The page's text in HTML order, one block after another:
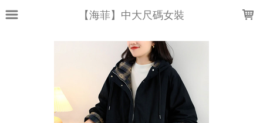
【海菲】中大尺碼女裝